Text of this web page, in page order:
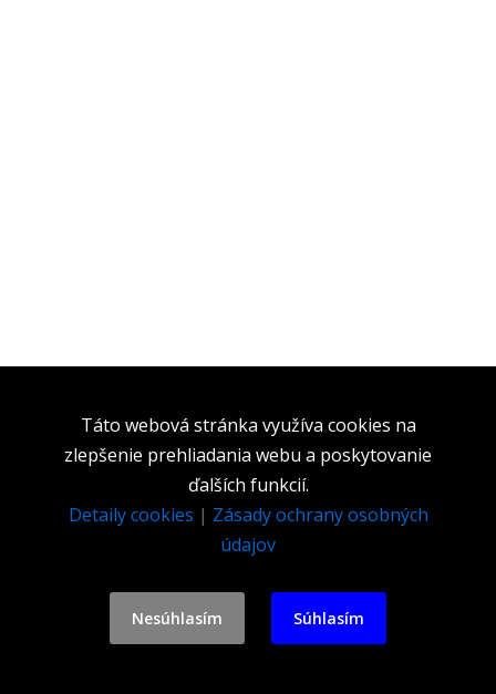
Táto webová stránka využíva cookies na
zlepšenie prehliadania webu a poskytovanie
ďalších funkcií.
Detaily cookies | Zásady ochrany osobných
údajov
Nesúhlasím Súhlasím